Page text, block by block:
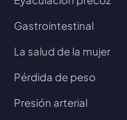
Gastrointestinal
La salud de la mujer
Pérdida de peso
Presión arterial